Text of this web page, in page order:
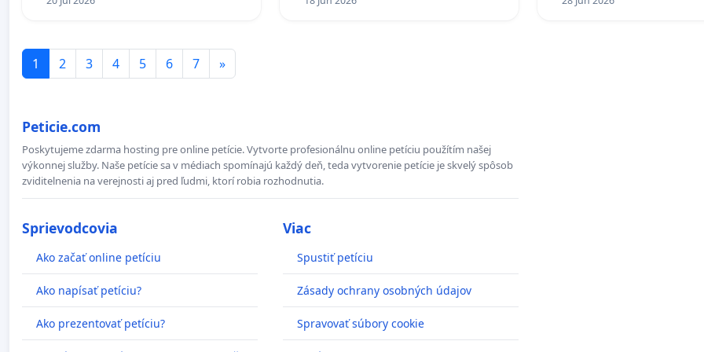
1 2 3 4 5 6 7 »
Peticie.com
Poskytujeme zdarma hosting pre online petície. Vytvorte profesionálnu online petíciu použítím našej
výkonnej služby. Naše petície sa v médiach spomínajú každý deň, teda vytvorenie petície je skvelý spôsob
zviditelnenia na verejnosti aj pred ľudmi, ktorí robia rozhodnutia.
Sprievodcovia
Ako začať online petíciu
Ako napísať petíciu?
Ako prezentovať petíciu?
Viac
Spustiť petíciu
Zásady ochrany osobných údajov
Spravovať súbory cookie